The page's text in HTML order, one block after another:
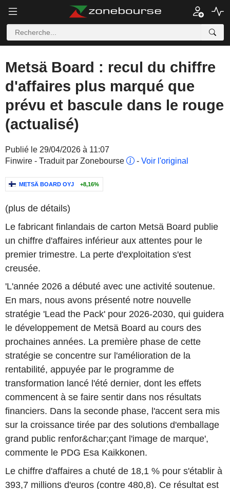
Metsä Board : recul du chiffre
d'affaires plus marqué que
prévu et bascule dans le rouge
(actualisé)
Publié le 29/04/2026 à 11:07
Finwire - Traduit par Zonebourse
- Voir l'original
METSÄ BOARD OYJ +8,16%
(plus de détails)
Le fabricant finlandais de carton Metsä Board publie
un chiffre d'affaires inférieur aux attentes pour le
premier trimestre. La perte d'exploitation s'est
creusée.
'L'année 2026 a débuté avec une activité soutenue.
En mars, nous avons présenté notre nouvelle
stratégie 'Lead the Pack' pour 2026-2030, qui guidera
le développement de Metsä Board au cours des
prochaines années. La première phase de cette
stratégie se concentre sur l'amélioration de la
rentabilité, appuyée par le programme de
transformation lancé l'été dernier, dont les effets
commencent à se faire sentir dans nos résultats
financiers. Dans la seconde phase, l'accent sera mis
sur la croissance tirée par des solutions d'emballage
grand public renfor&char;çant l'image de marque',
commente le PDG Esa Kaikkonen.
Le chiffre d'affaires a chuté de 18,1 % pour s'établir à
393,7 millions d'euros (contre 480,8). Ce résultat est